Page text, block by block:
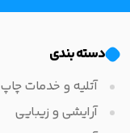
دسته بندی
آتلیه و خدمات چاپ
آرایشی و زیبایی